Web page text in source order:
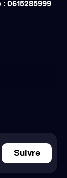
: 0615285999
Suivre